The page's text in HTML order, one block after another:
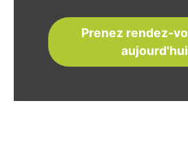
Prenez rendez-
aujourd'hui